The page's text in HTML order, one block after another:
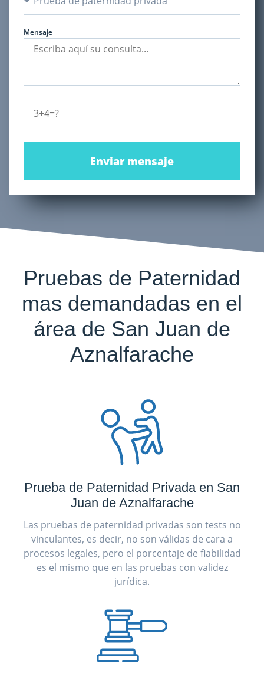
Mensaje
Enviar mensaje
Pruebas de Paternidad
mas demandadas en el
área de San Juan de
Aznalfarache
Prueba de Paternidad Privada en San
Juan de Aznalfarache
Las pruebas de paternidad privadas son tests no
vinculantes, es decir, no son válidas de cara a
procesos legales, pero el porcentaje de fiabilidad
es el mismo que en las pruebas con validez
jurídica.